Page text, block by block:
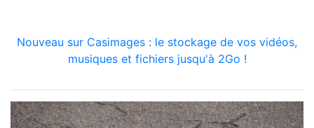
Nouveau sur Casimages : le stockage de vos vidéos,
musiques et fichiers jusqu'à 2Go !